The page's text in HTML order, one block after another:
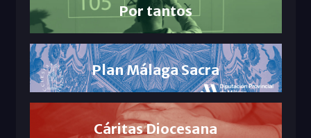
Por tantos
Plan Málaga Sacra
Cáritas Diocesana